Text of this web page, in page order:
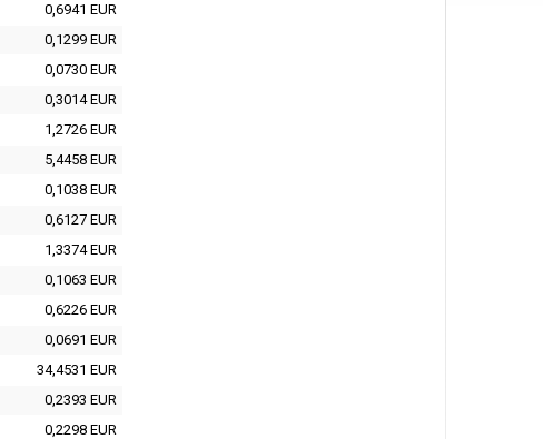
0,6941 EUR
0,1299 EUR
0,0730 EUR
0,3014 EUR
1,2726 EUR
5,4458 EUR
0,1038 EUR
0,6127 EUR
1,3374 EUR
0,1063 EUR
0,6226 EUR
0,0691 EUR
34,4531 EUR
0,2393 EUR
0,2298 EUR